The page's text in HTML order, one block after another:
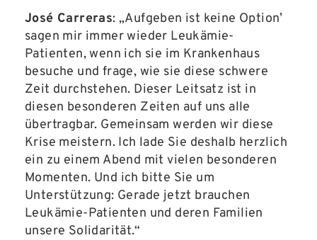
José Carreras: „Aufgeben ist keine Option’
sagen mir immer wieder Leukämie-
Patienten, wenn ich sie im Krankenhaus
besuche und frage, wie sie diese schwere
Zeit durchstehen. Dieser Leitsatz ist in
diesen besonderen Zeiten auf uns alle
übertragbar. Gemeinsam werden wir diese
Krise meistern. Ich lade Sie deshalb herzlich
ein zu einem Abend mit vielen besonderen
Momenten. Und ich bitte Sie um
Unterstützung: Gerade jetzt brauchen
Leukämie-Patienten und deren Familien
unsere Solidarität.“